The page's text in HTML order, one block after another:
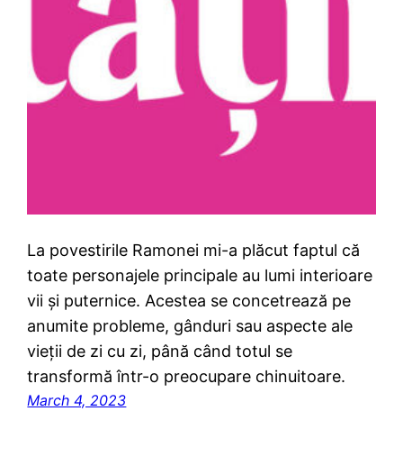
La povestirile Ramonei mi-a plăcut faptul că
toate personajele principale au lumi interioare
vii și puternice. Acestea se concetrează pe
anumite probleme, gânduri sau aspecte ale
vieții de zi cu zi, până când totul se
transformă într-o preocupare chinuitoare.
March 4, 2023